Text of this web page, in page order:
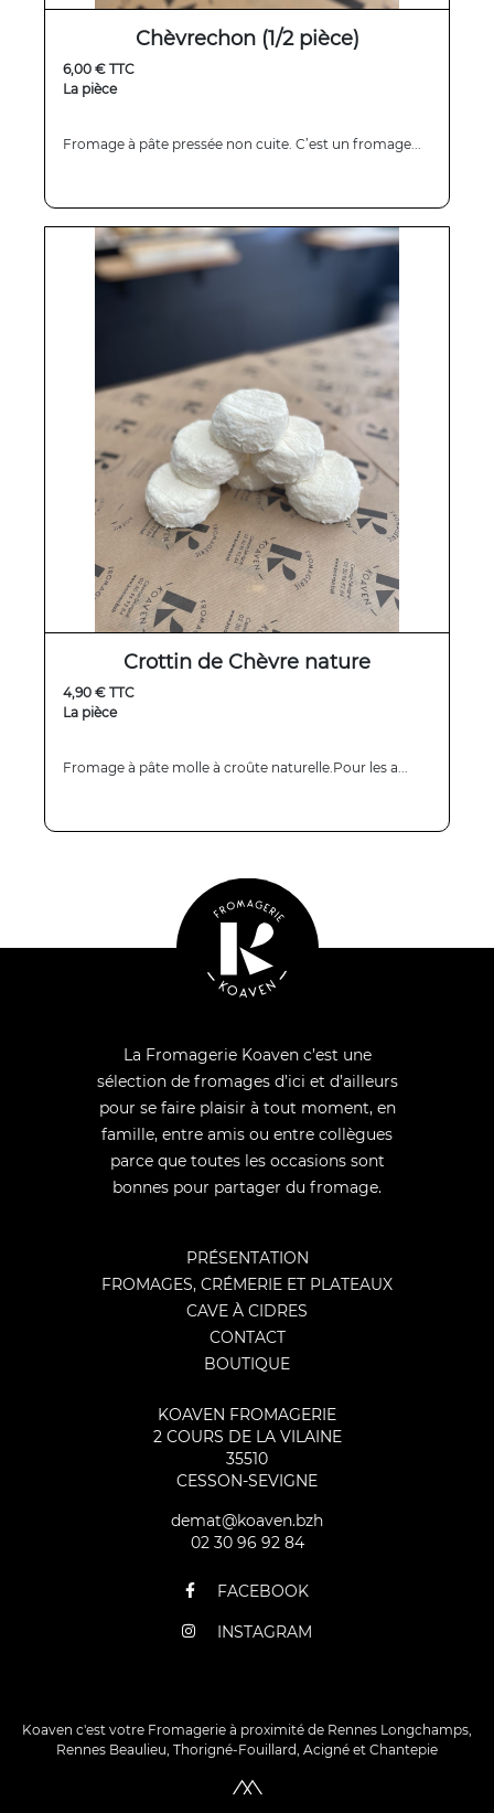
Chèvrechon (1/2 pièce)
6,00 € TTC
La pièce
Fromage à pâte pressée non cuite. C’est un fromage...
Crottin de Chèvre nature
4,90 € TTC
La pièce
Fromage à pâte molle à croûte naturelle.Pour les a...
La Fromagerie Koaven c’est une
sélection de fromages d’ici et d’ailleurs
pour se faire plaisir à tout moment, en
famille, entre amis ou entre collègues
parce que toutes les occasions sont
bonnes pour partager du fromage.
PRÉSENTATION
FROMAGES, CRÉMERIE ET PLATEAUX
CAVE À CIDRES
CONTACT
BOUTIQUE
KOAVEN FROMAGERIE
2 COURS DE LA VILAINE
35510
CESSON-SEVIGNE
demat@koaven.bzh
02 30 96 92 84
FACEBOOK
INSTAGRAM
Koaven c'est votre Fromagerie à proximité de Rennes Longchamps,
Rennes Beaulieu, Thorigné-Fouillard, Acigné et Chantepie